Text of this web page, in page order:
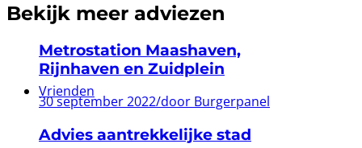
Vrienden
Bekijk meer adviezen
Metrostation Maashaven,
Rijnhaven en Zuidplein
30 september 2022/door Burgerpanel
Advies aantrekkelijke stad